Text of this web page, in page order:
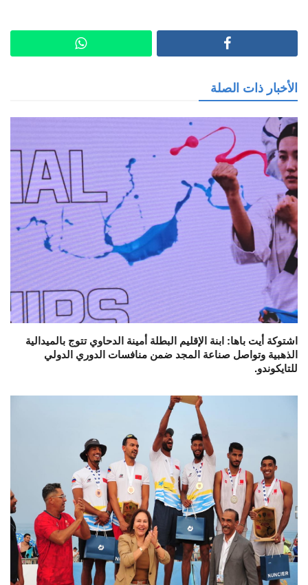
الأخبار ذات الصلة
اشتوكة أيت باها: ابنة الإقليم البطلة أمينة الدحاوي تتوج بالميدالية
الذهبية وتواصل صناعة المجد ضمن منافسات الدوري الدولي
للتايكوندو.